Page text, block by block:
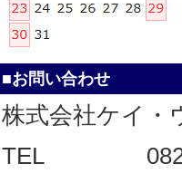
■お問い合わせ
株式会社ケイ・
TEL